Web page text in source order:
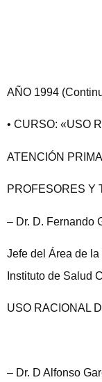
AÑO 1994
• CURSO: «USO
ATENCIÓN
PROFESORES Y
– Dr. D. Fernando
Jefe del Área de
Instituto de Salud
USO RACIONAL
– Dr. D Alfonso